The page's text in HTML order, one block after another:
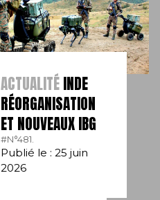
ACTUALITÉINDE
RÉORGANISATION
ET NOUVEAUX IBG
#N°481.
Publié le : 25 juin
2026